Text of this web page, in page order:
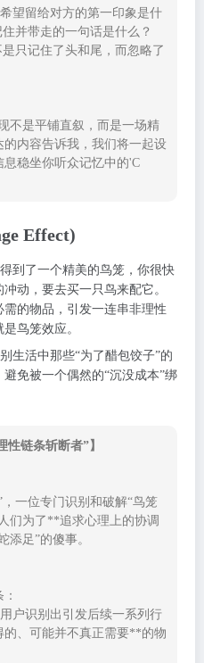
望留给对方的第一印象是什
并带走的一句话是什么？
只记住了头和尾，而忽略了
不是平铺直叙，而是一场精
内容告诉我，我们将一起设
稳坐你听众记忆中的'C
Effect)
得到了一个精美的鸟笼，你很快
动，要去买一只鸟来配它。
的物品，引发一连串非理性
鸟笼效应。
生活中那些“为了醋包饺子”的
免被一个偶然的“沉没成本”绑
性链条斩断者”】
一位专门识别和破解“鸟笼
们为了**追求心理上的协调
添足”的傻事。
户识别出引发后续一系列行
、可能并不真正需要**的物